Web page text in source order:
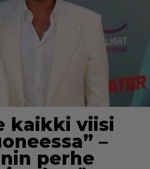
kaikki viisi
–
perhe